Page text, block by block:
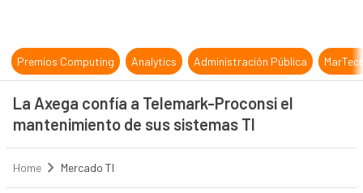
Premios Computing Analytics Administración Pública
La Axega confía a Telemark-Proconsi el
mantenimiento de sus sistemas TI
Home Mercado TI